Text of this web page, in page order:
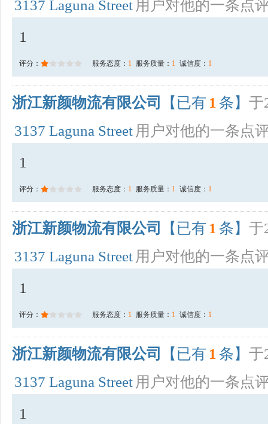
3137 Laguna Street 用户对他的一条点
1
评分： 服务态度： 1 服务质量： 1 诚信度： 1
浙江新颜物流有限公司 【已有 1 条】 于
3137 Laguna Street 用户对他的一条点
1
评分： 服务态度： 1 服务质量： 1 诚信度： 1
浙江新颜物流有限公司 【已有 1 条】 于
3137 Laguna Street 用户对他的一条点
1
评分： 服务态度： 1 服务质量： 1 诚信度： 1
浙江新颜物流有限公司 【已有 1 条】 于
3137 Laguna Street 用户对他的一条点
1